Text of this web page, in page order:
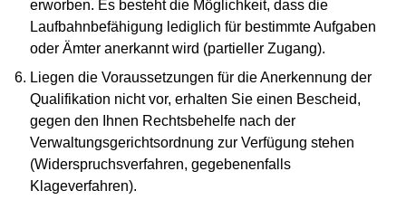
erworben. Es besteht die Möglichkeit, dass die
Laufbahnbefähigung lediglich für bestimmte Aufgaben
oder Ämter anerkannt wird (partieller Zugang).
Liegen die Voraussetzungen für die Anerkennung der
Qualifikation nicht vor, erhalten Sie einen Bescheid,
gegen den Ihnen Rechtsbehelfe nach der
Verwaltungsgerichtsordnung zur Verfügung stehen
(Widerspruchsverfahren, gegebenenfalls
Klageverfahren).